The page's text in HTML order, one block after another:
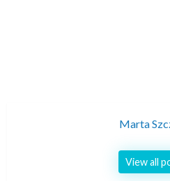
Marta
View all